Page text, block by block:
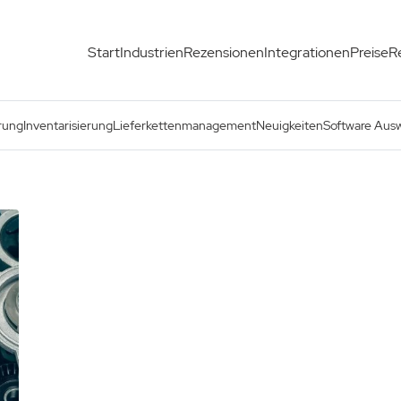
StartIndustrienRezensionenIntegrationenPreise
InventarisierungLieferkettenmanagementNeuigkeitenSoftware